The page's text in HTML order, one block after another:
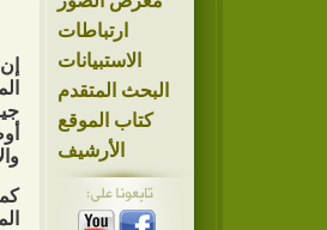
ارتباطات
الاستبيانات
البحث المتقدم
كتاب الموقع
الأرشيف